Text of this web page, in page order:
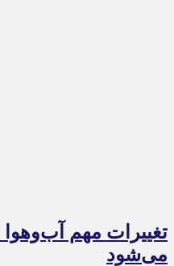
تغییرات مهم
می‌شود